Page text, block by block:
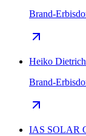
Brand-
Heiko
Brand-
IAS SOLAR